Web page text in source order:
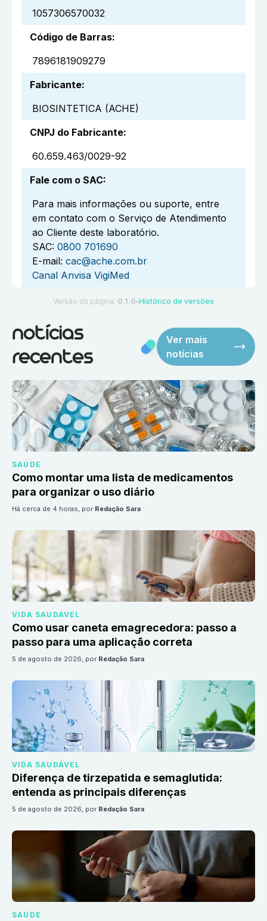
1057306570032
Código de Barras:
7896181909279
Fabricante:
BIOSINTETICA (ACHE)
CNPJ do Fabricante:
60.659.463/0029-92
Fale com o SAC:
Para mais informações ou suporte, entre
em contato com o Serviço de Atendimento
ao Cliente deste laboratório.
SAC: 0800 701690
E-mail: cac@ache.com.br
Canal Anvisa VigiMed
Versão da página: 0.1.0 ●Histórico de versões
notícias
recentes
Ver mais
notícias
SAÚDE
Como montar uma lista de medicamentos
para organizar o uso diário
há cerca de 4 horas, por Redação Sara
VIDA SAUDÁVEL
Como usar caneta emagrecedora: passo a
passo para uma aplicação correta
5 de agosto de 2026, por Redação Sara
VIDA SAUDÁVEL
Diferença de tirzepatida e semaglutida:
entenda as principais diferenças
5 de agosto de 2026, por Redação Sara
SAÚDE